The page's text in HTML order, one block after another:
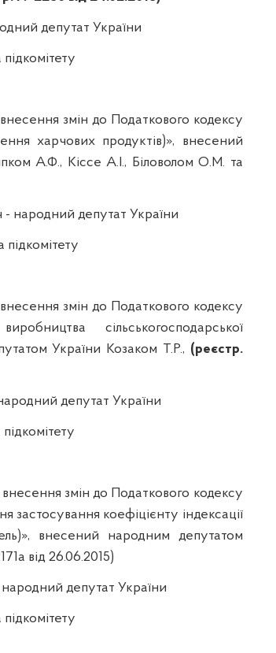
депутат України
підкомітету
змін до Податкового кодексу
харчових продуктів)», внесений
А.Ф., Кіссе А.І., Біловолом О.М. та
- народний депутат України
підкомітету
змін до Податкового кодексу
сільськогосподарської
України Козаком Т.Р., (реєстр.
депутат України
підкомітету
змін до Податкового кодексу
коефіцієнту індексації
внесений народним депутатом
від 26.06.2015)
народний депутат України
підкомітету